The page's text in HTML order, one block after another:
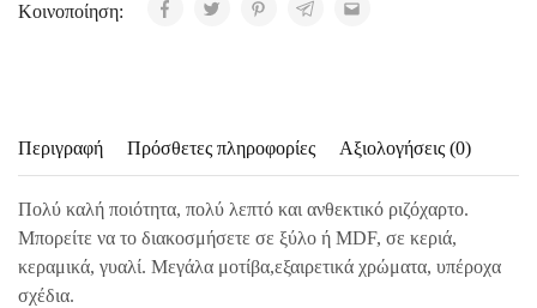
Κοινοποίηση:
Περιγραφή Πρόσθετες πληροφορίες Αξιολογήσεις (0)
Πολύ καλή ποιότητα, πολύ λεπτό και ανθεκτικό ριζόχαρτο.
Μπορείτε να το διακοσμήσετε σε ξύλο ή MDF, σε κεριά,
κεραμικά, γυαλί. Μεγάλα μοτίβα,εξαιρετικά χρώματα, υπέροχα
σχέδια.